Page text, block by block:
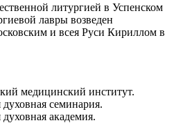
литургией в Успенском
лавры возведен
и всея Руси Кириллом в
медицинский институт.
семинария.
академия.